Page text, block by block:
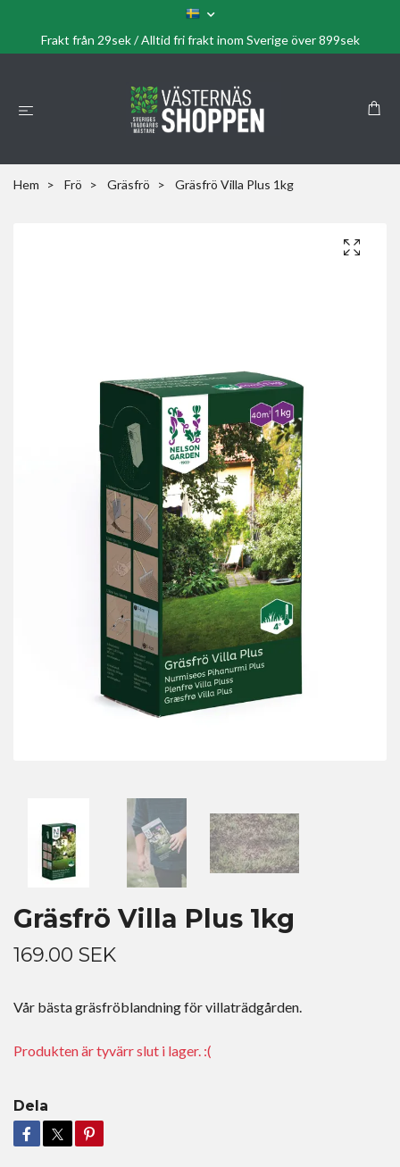
Frakt från 29sek / Alltid fri frakt inom Sverige över 899sek
Hem Frö Gräsfrö Gräsfrö Villa Plus 1kg
Gräsfrö Villa Plus 1kg
169.00 SEK
Vår bästa gräsfröblandning för villaträdgården.
Produkten är tyvärr slut i lager. :(
Dela